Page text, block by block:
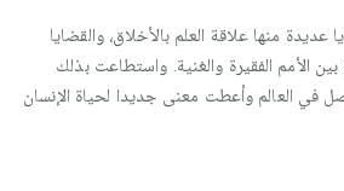
عديدة منها علاقة العلم بالأخلاق، والقضايا
بين الأمم الفقيرة والغنية. واستطاعت بذلك
في العالم وأعطت معنى جديدا لحياة الإنسان